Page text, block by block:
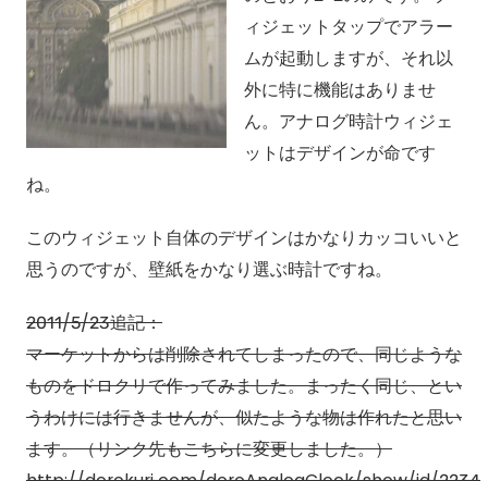
ィジェットタップでアラー
ムが起動しますが、それ以
外に特に機能はありませ
ん。アナログ時計ウィジェ
ットはデザインが命です
ね。
このウィジェット自体のデザインはかなりカッコいいと
思うのですが、壁紙をかなり選ぶ時計ですね。
2011/5/23追記：
マーケットからは削除されてしまったので、同じような
ものをドロクリで作ってみました。まったく同じ、とい
うわけには行きませんが、似たような物は作れたと思い
ます。（リンク先もこちらに変更しました。）